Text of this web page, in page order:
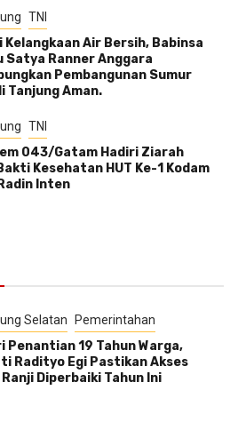
TNI
Kelangkaan Air Bersih, Babinsa
Satya Ranner Anggara
Pembangunan Sumur
Tanjung Aman.
TNI
043/Gatam Hadiri Ziarah
Kesehatan HUT Ke-1 Kodam
Inten
Selatan Pemerintahan
Penantian 19 Tahun Warga,
Radityo Egi Pastikan Akses
Ranji Diperbaiki Tahun Ini